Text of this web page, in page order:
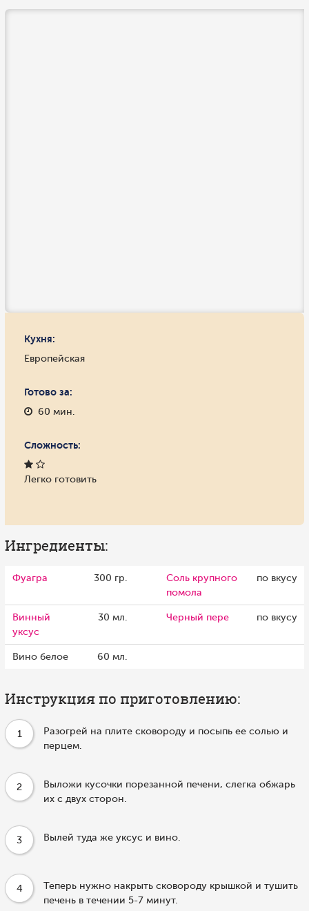
Кухня:
Европейская
Готово за:
60 мин.
Сложность:
Легко готовить
Ингредиенты:
Фуагра 300 гр.
Соль крупного
помола
по вкусу
Винный
уксус
30 мл. Черный пере по вкусу
Вино белое 60 мл.
Инструкция по приготовлению:
1
Разогрей на плите сковороду и посыпь ее солью и
перцем.
2
Выложи кусочки порезанной печени, слегка обжарь
их с двух сторон.
3 Вылей туда же уксус и вино.
4
Теперь нужно накрыть сковороду крышкой и тушить
печень в течении 5-7 минут.